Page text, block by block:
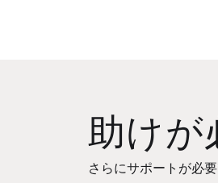
助けが
さらにサポートが必